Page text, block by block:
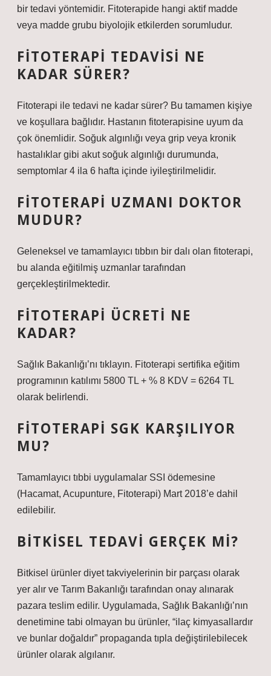
bir tedavi yöntemidir. Fitoterapide hangi aktif madde
veya madde grubu biyolojik etkilerden sorumludur.
FITOTERAPI TEDAVISI NE
KADAR SÜRER?
Fitoterapi ile tedavi ne kadar sürer? Bu tamamen kişiye
ve koşullara bağlıdır. Hastanın fitoterapisine uyum da
çok önemlidir. Soğuk algınlığı veya grip veya kronik
hastalıklar gibi akut soğuk algınlığı durumunda,
semptomlar 4 ila 6 hafta içinde iyileştirilmelidir.
FITOTERAPI UZMANI DOKTOR
MUDUR?
Geleneksel ve tamamlayıcı tıbbın bir dalı olan fitoterapi,
bu alanda eğitilmiş uzmanlar tarafından
gerçekleştirilmektedir.
FITOTERAPI ÜCRETI NE
KADAR?
Sağlık Bakanlığı’nı tıklayın. Fitoterapi sertifika eğitim
programının katılımı 5800 TL + % 8 KDV = 6264 TL
olarak belirlendi.
FITOTERAPI SGK KARŞILIYOR
MU?
Tamamlayıcı tıbbi uygulamalar SSI ödemesine
(Hacamat, Acupunture, Fitoterapi) Mart 2018’e dahil
edilebilir.
BITKISEL TEDAVI GERÇEK MI?
Bitkisel ürünler diyet takviyelerinin bir parçası olarak
yer alır ve Tarım Bakanlığı tarafından onay alınarak
pazara teslim edilir. Uygulamada, Sağlık Bakanlığı’nın
denetimine tabi olmayan bu ürünler, “ilaç kimyasallardır
ve bunlar doğaldır” propaganda tıpla değiştirilebilecek
ürünler olarak algılanır.